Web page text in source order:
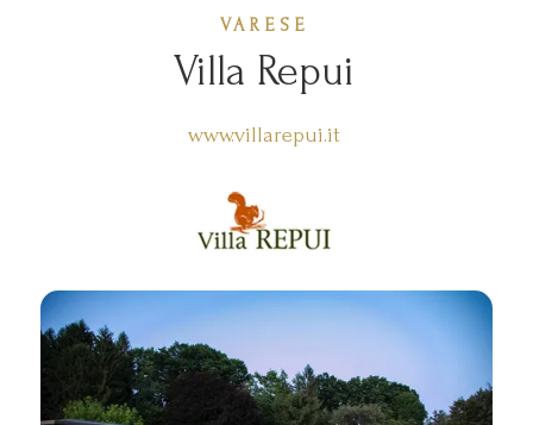
VARESE
Villa Repui
www.villarepui.it